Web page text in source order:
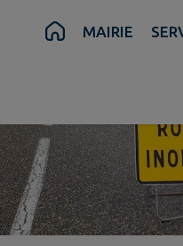
Recherche Pied
MAIRIE